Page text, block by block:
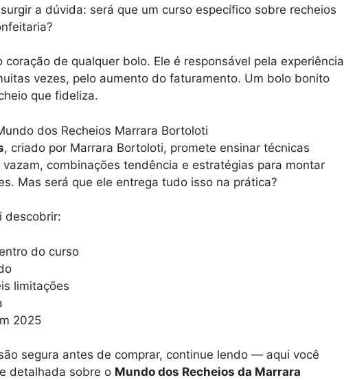
a dúvida: será que um curso específico sobre recheios
de qualquer bolo. Ele é responsável pela experiência
vezes, pelo aumento do faturamento. Um bolo bonito
que fideliza.
, criado por Marrara Bortoloti, promete ensinar técnicas
combinações tendência e estratégias para montar
Mas será que ele entrega tudo isso na prática?
descobrir:
do curso
limitações
2025
segura antes de comprar, continue lendo — aqui você
detalhada sobre o Mundo dos Recheios da Marrara